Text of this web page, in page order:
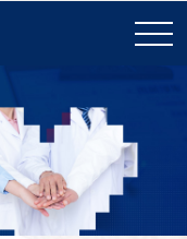
企业愿景
加入我们